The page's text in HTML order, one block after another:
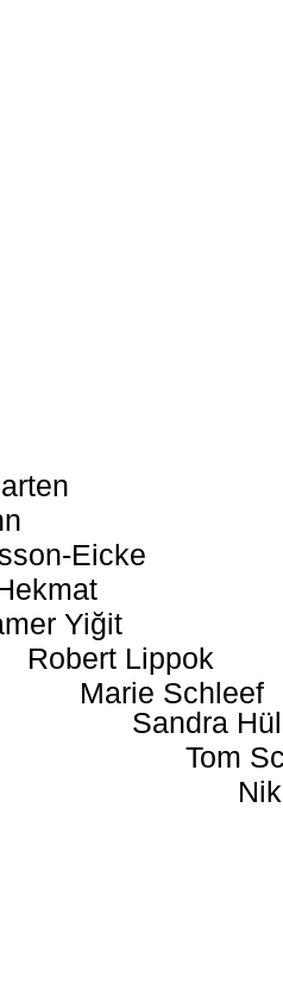
Eicke
Yiğit
Robert Lippok
Marie Schleef
Sandra
Tom